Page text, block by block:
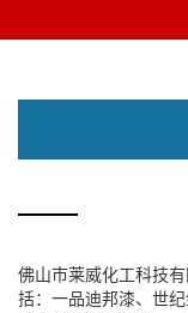
佛山市莱威化工科技
括：一品迪邦漆、世